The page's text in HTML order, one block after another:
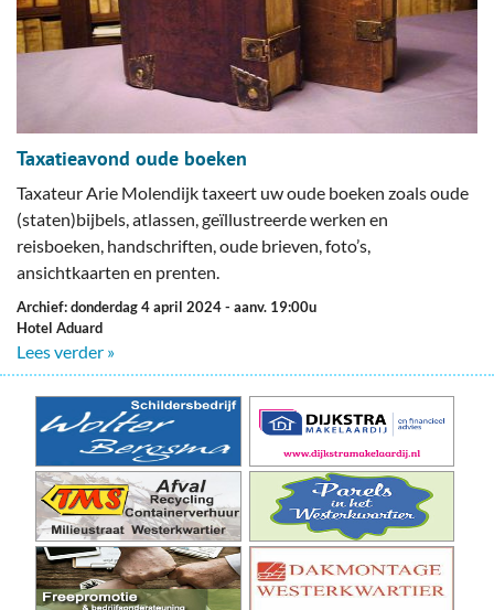
Taxatieavond oude boeken
Taxateur Arie Molendijk taxeert uw oude boeken zoals oude
(staten)bijbels, atlassen, geïllustreerde werken en
reisboeken, handschriften, oude brieven, foto’s,
ansichtkaarten en prenten.
Archief: donderdag 4 april 2024- aanv. 19:00u
Hotel Aduard
Lees verder »